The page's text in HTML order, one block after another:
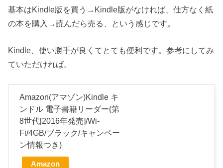
基本はKindle版を買う→Kindle版がなければ、仕方なく紙
の本を購入→読んだら売る、という感じです。
Kindle、使い勝手が良くてとても便利です。参考にしてみ
ていただければ。
Amazon(アマゾン)Kindle キ
ンドル 電子書籍リーダー(第
8世代[2016年発売]/Wi-
Fi/4GB/ブラック/キャンペー
ン情報つき)
Amazon